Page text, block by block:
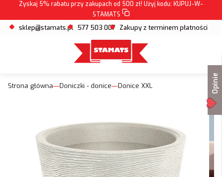
Zyskaj 5% rabatu przy zakupach od 500 zł! Użyj kodu: KUPUJ-W-
STAMATS
sklep@stamats.pl 577 503 007 Zakupy z terminem płatności
Strona główna Doniczki - donice Donice XXL Opinie